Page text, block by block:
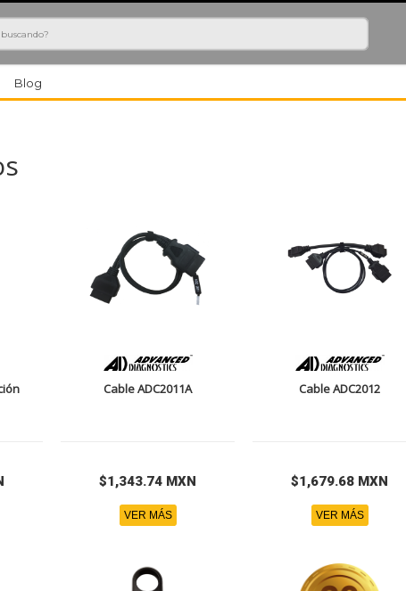
Blog
Cable ADC2011A
$1,343.74 MXN
VER MÁS
Cable ADC2012
$1,679.68 MXN
VER MÁS